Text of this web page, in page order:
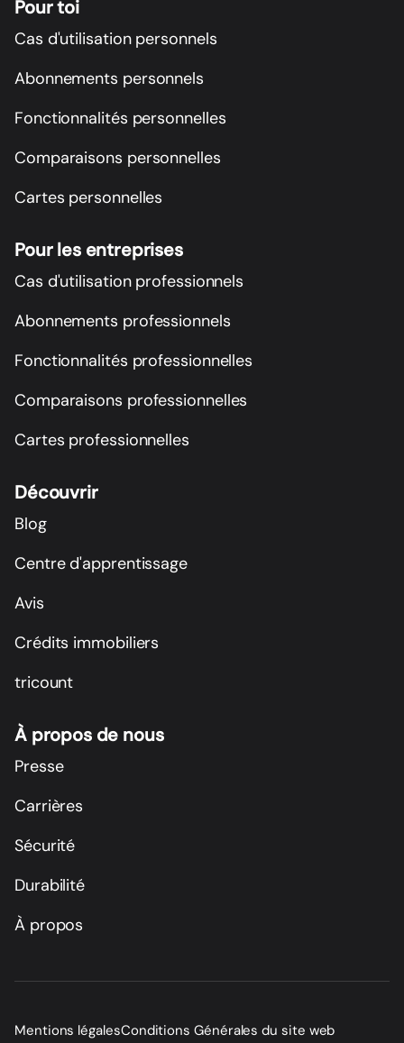
Pour toi
Cas d'utilisation personnels
Abonnements personnels
Fonctionnalités personnelles
Comparaisons personnelles
Cartes personnelles
Pour les entreprises
Cas d'utilisation professionnels
Abonnements professionnels
Fonctionnalités professionnelles
Comparaisons professionnelles
Cartes professionnelles
Découvrir
Blog
Centre d'apprentissage
Avis
Crédits immobiliers
tricount
À propos de nous
Presse
Carrières
Sécurité
Durabilité
À propos
Mentions légalesConditions Générales du site web